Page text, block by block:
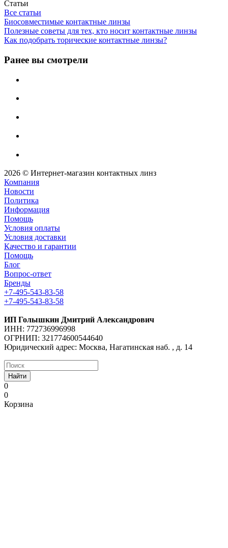
Статьи
Все статьи
Биосовместимые контактные линзы
Полезные советы для тех, кто носит контактные линзы
Как подобрать торические контактные линзы?
Ранее вы смотрели
2026 © Интернет-магазин контактных линз
Компания
Новости
Политика
Информация
Помощь
Условия оплаты
Условия доставки
Качество и гарантии
Помощь
Блог
Вопрос-ответ
Бренды
+7-495-543-83-58
+7-495-543-83-58
ИП Голышкин Дмитрий Александрович
ИНН: 772736996998
ОГРНИП: 321774600544640
Юридический адрес: Москва, Нагатинская наб. , д. 14
Найти
0
0
Корзина